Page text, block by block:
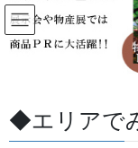
コ
ン
テ
移
動
ナ
ビ
ゲ
ン
に
反射材
◆エリアで